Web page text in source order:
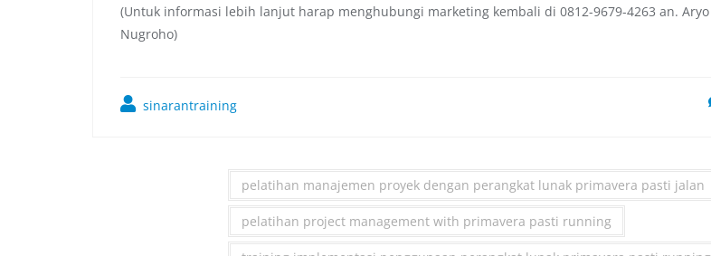
(Untuk informasi lebih lanjut harap menghubungi marketing kembali di 0812-9679-4263 an. Aryo
Nugroho)
sinarantraining
pelatihan manajemen proyek dengan perangkat lunak primavera pasti jalan
pelatihan project management with primavera pasti running